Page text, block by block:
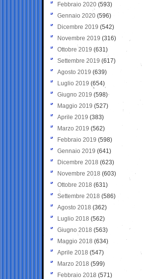
Febbraio 2020 (593)
Gennaio 2020 (596)
Dicembre 2019 (542)
Novembre 2019 (316)
Ottobre 2019 (631)
Settembre 2019 (617)
Agosto 2019 (639)
Luglio 2019 (654)
Giugno 2019 (598)
Maggio 2019 (527)
Aprile 2019 (383)
Marzo 2019 (562)
Febbraio 2019 (598)
Gennaio 2019 (641)
Dicembre 2018 (623)
Novembre 2018 (603)
Ottobre 2018 (631)
Settembre 2018 (586)
Agosto 2018 (362)
Luglio 2018 (562)
Giugno 2018 (563)
Maggio 2018 (634)
Aprile 2018 (547)
Marzo 2018 (599)
Febbraio 2018 (571)